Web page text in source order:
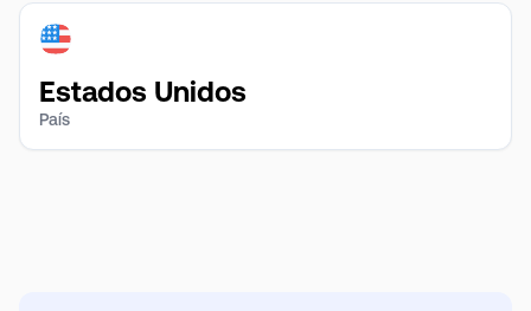
Estados Unidos
País